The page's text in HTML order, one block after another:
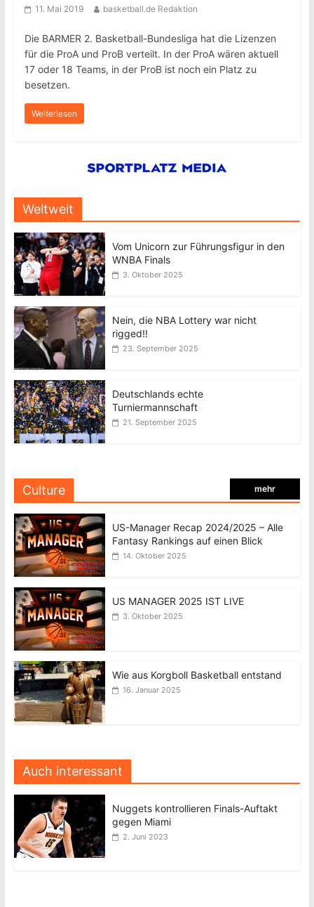
11. Mai 2019 basketball.de Redaktion
Die BARMER 2. Basketball-Bundesliga hat die Lizenzen
für die ProA und ProB verteilt. In der ProA wären aktuell
17 oder 18 Teams, in der ProB ist noch ein Platz zu
besetzen.
Weiterlesen
Weltweit
Vom Unicorn zur Führungsfigur in den
WNBA Finals
3. Oktober 2025
Nein, die NBA Lottery war nicht
rigged!!
23. September 2025
Deutschlands echte
Turniermannschaft
21. September 2025
Culture mehr
US-Manager Recap 2024/2025 – Alle
Fantasy Rankings auf einen Blick
14. Oktober 2025
US MANAGER 2025 IST LIVE
3. Oktober 2025
Wie aus Korgboll Basketball entstand
16. Januar 2025
Auch interessant
Nuggets kontrollieren Finals-Auftakt
gegen Miami
2. Juni 2023